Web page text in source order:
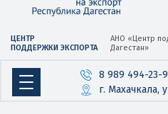
ЦЕНТР
ПОДДЕРЖКИ ЭКСПОРТА
АНО «Центр
Дагестан»
8 989 494-23-
г. Махачкала,